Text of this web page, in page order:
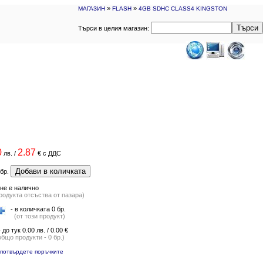
МАГАЗИН » FLASH » 4GB SDHC CLASS4 KINGSTON
Търси в целия магазин: Търси
лв. / 2.87 €с ДДС
бр. Добави в количката
не е налично
отсъства от пазара)
- в количката 0 бр.
(от този продукт)
до тук 0.00 лв. / 0.00 €
продукти - 0 бр.)
потвърдете поръчките